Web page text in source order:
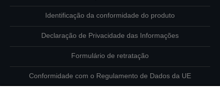
Identificação da conformidade do produto
Declaração de Privacidade das Informações
Formulário de retratação
Conformidade com o Regulamento de Dados da UE